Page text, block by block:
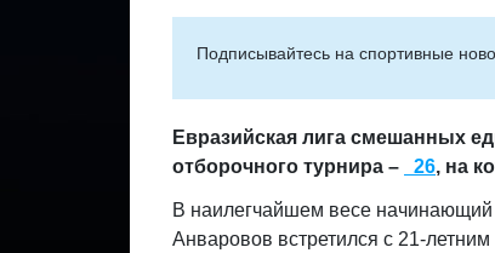
Подписывайтесь на cпортивные
Евразийская лига смешанных
отборочного турнира –
26, на
В наилегчайшем весе начинающий
Анваровов встретился с 21-